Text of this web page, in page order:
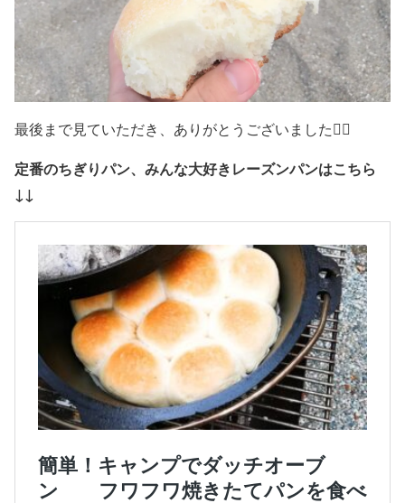
最後まで見ていただき、ありがとうございました🙇‍♂️
定番のちぎりパン、みんな大好きレーズンパンはこちら
↓↓